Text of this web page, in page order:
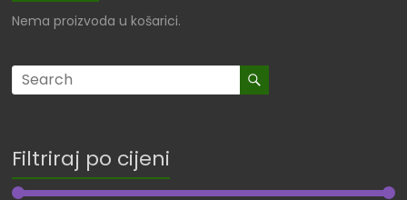
Nema proizvoda u košarici.
Filtriraj po cijeni